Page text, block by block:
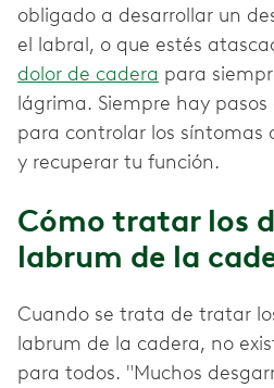
obligado a desarrollar un
el labral, o que estés
dolor de cadera para
lágrima. Siempre hay
para controlar los síntomas
y recuperar tu función.
Cómo tratar los
labrum de la
Cuando se trata de tratar
labrum de la cadera, no
para todos. "Muchos